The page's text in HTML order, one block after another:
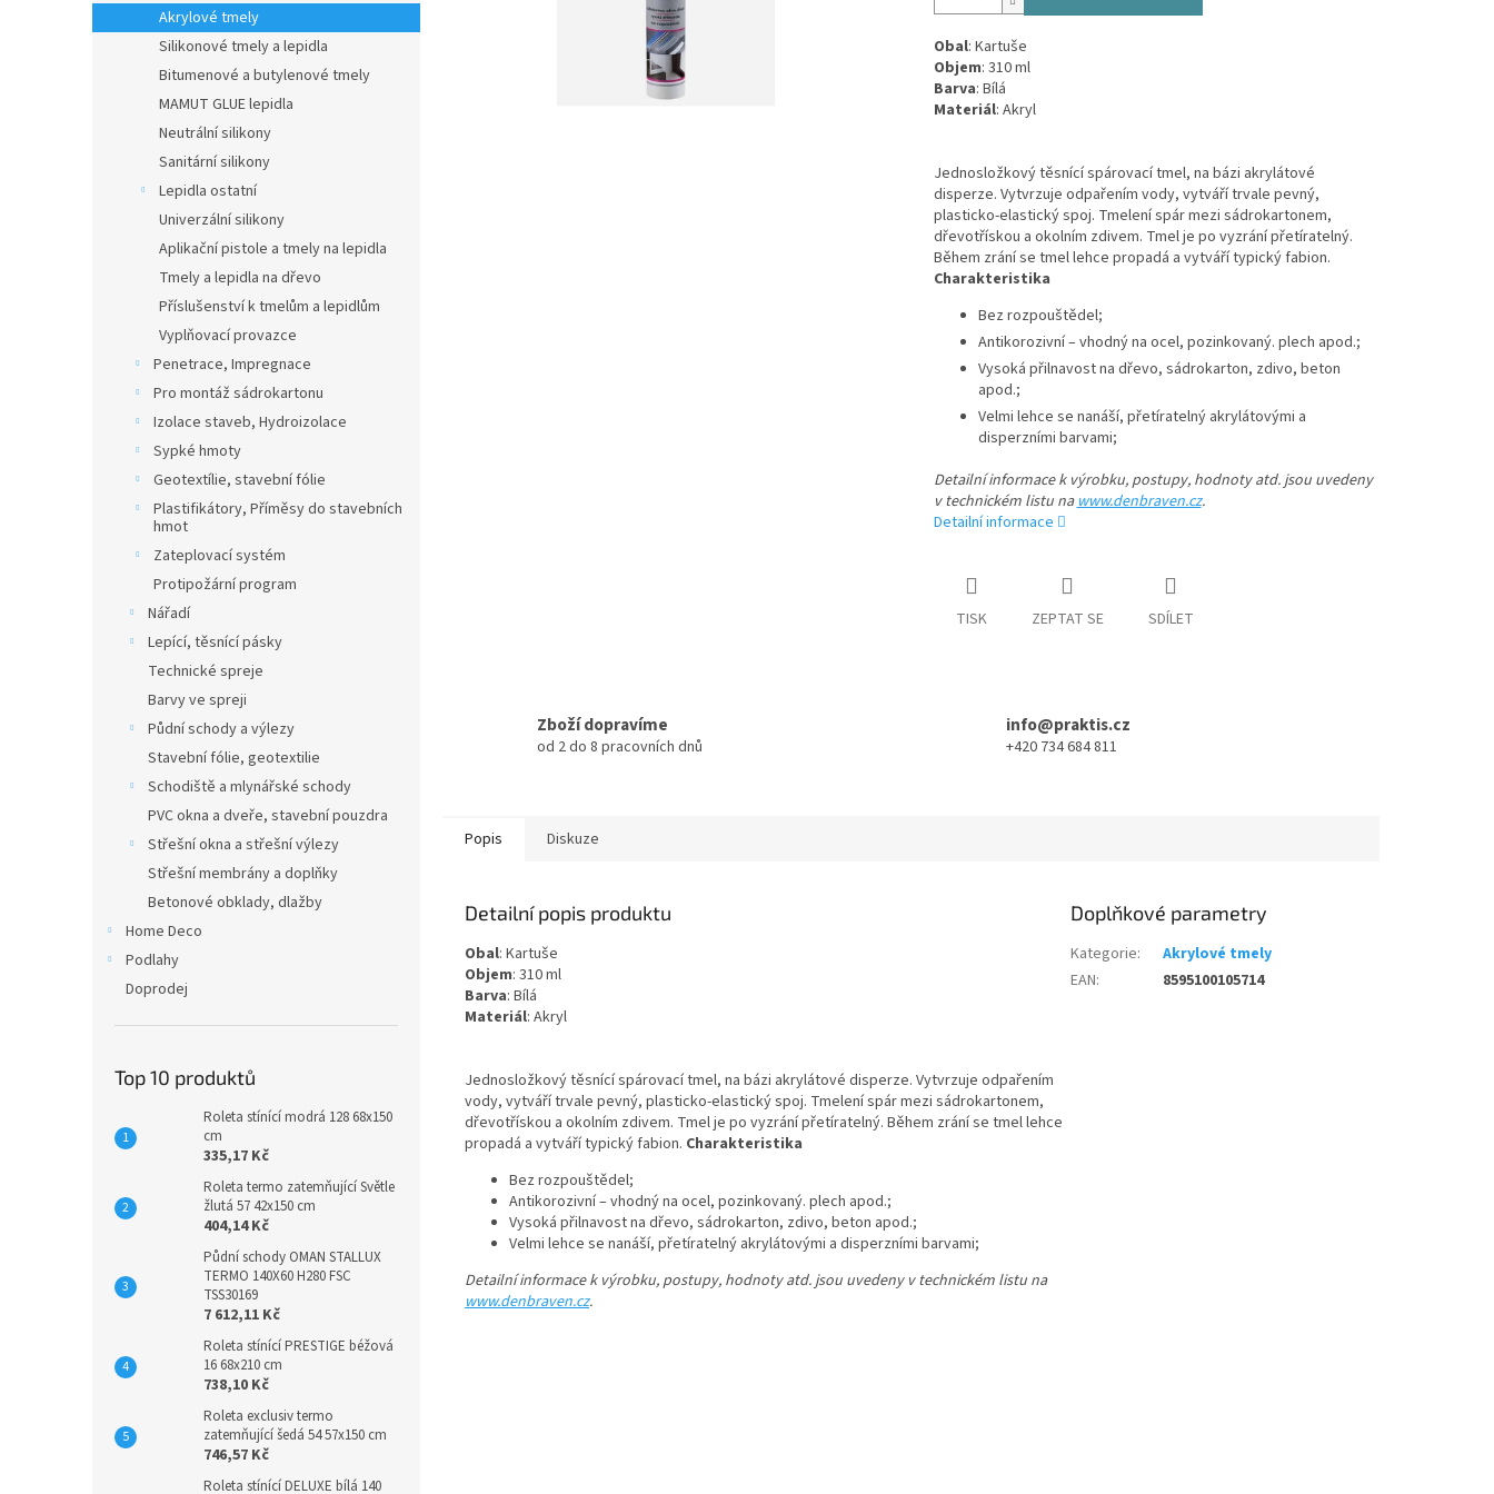
n
e
Akrylové tmely
Silikonové tmely a lepidla
Bitumenové a butylenové tmely
MAMUT GLUE lepidla
Neutrální silikony
Sanitární silikony
Lepidla ostatní
Univerzální silikony
Aplikační pistole a tmely na lepidla
Tmely a lepidla na dřevo
Příslušenství k tmelům a lepidlům
Vyplňovací provazce
Penetrace, Impregnace
Pro montáž sádrokartonu
Izolace staveb, Hydroizolace
Sypké hmoty
Geotextílie, stavební fólie
Plastifikátory, Příměsy do stavebních
hmot
Zateplovací systém
Protipožární program
Nářadí
Lepící, těsnící pásky
Technické spreje
Barvy ve spreji
Půdní schody a výlezy
Stavební fólie, geotextilie
Schodiště a mlynářské schody
PVC okna a dveře, stavební pouzdra
Střešní okna a střešní výlezy
Střešní membrány a doplňky
Betonové obklady, dlažby
Home Deco
Podlahy
Doprodej
Top 10 produktů
Roleta stínící modrá 128 68x150
cm
335,17 Kč
Roleta termo zatemňující Světle
žlutá 57 42x150 cm
404,14 Kč
Půdní schody OMAN STALLUX
TERMO 140X60 H280 FSC
TSS30169
7 612,11 Kč
Roleta stínící PRESTIGE béžová
16 68x210 cm
738,10 Kč
Roleta exclusiv termo
zatemňující šedá 54 57x150 cm
746,57 Kč
Roleta stínící DELUXE bílá 140
Obal: Kartuše
Objem: 310 ml
Barva: Bílá
Materiál: Akryl
Jednosložkový těsnící spárovací tmel, na bázi akrylátové
disperze. Vytvrzuje odpařením vody, vytváří trvale pevný,
plasticko-elastický spoj. Tmelení spár mezi sádrokartonem,
dřevotřískou a okolním zdivem. Tmel je po vyzrání přetíratelný.
Během zrání se tmel lehce propadá a vytváří typický fabion.
Charakteristika
Bez rozpouštědel;
Antikorozivní – vhodný na ocel, pozinkovaný. plech apod.;
Vysoká přilnavost na dřevo, sádrokarton, zdivo, beton
apod.;
Velmi lehce se nanáší, přetíratelný akrylátovými a
disperzními barvami;
Detailní informace k výrobku, postupy, hodnoty atd. jsou uvedeny
v technickém listu nawww.denbraven.cz.
Detailní informace
TISK ZEPTAT SE SDÍLET
Zboží dopravíme
od 2 do 8 pracovních dnů
info@praktis.cz
+420 734 684 811
Popis Diskuze
Detailní popis produktu
Obal: Kartuše
Objem: 310 ml
Barva: Bílá
Materiál: Akryl
Jednosložkový těsnící spárovací tmel, na bázi akrylátové disperze. Vytvrzuje odpařením
vody, vytváří trvale pevný, plasticko-elastický spoj. Tmelení spár mezi sádrokartonem,
dřevotřískou a okolním zdivem. Tmel je po vyzrání přetíratelný. Během zrání se tmel lehce
propadá a vytváří typický fabion. Charakteristika
Bez rozpouštědel;
Antikorozivní – vhodný na ocel, pozinkovaný. plech apod.;
Vysoká přilnavost na dřevo, sádrokarton, zdivo, beton apod.;
Velmi lehce se nanáší, přetíratelný akrylátovými a disperzními barvami;
Detailní informace k výrobku, postupy, hodnoty atd. jsou uvedeny v technickém listu na
www.denbraven.cz.
Doplňkové parametry
Kategorie:
Akrylové tmely
EAN: 8595100105714